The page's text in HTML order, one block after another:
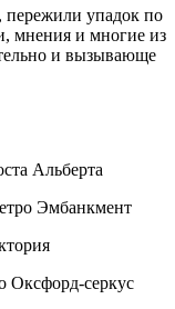
пережили упадок по
мнения и многие из
и вызывающе
Альберта
Эмбанкмент
Оксфорд-серкус